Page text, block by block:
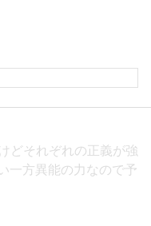
どそれぞれの正義が強
一方異能の力なので予